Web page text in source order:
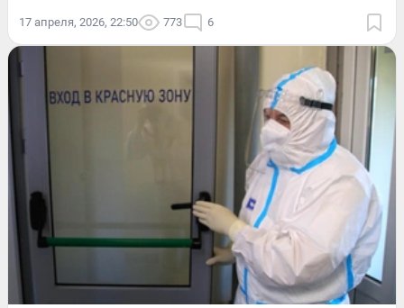
17 апреля, 2026, 22:50 773 6